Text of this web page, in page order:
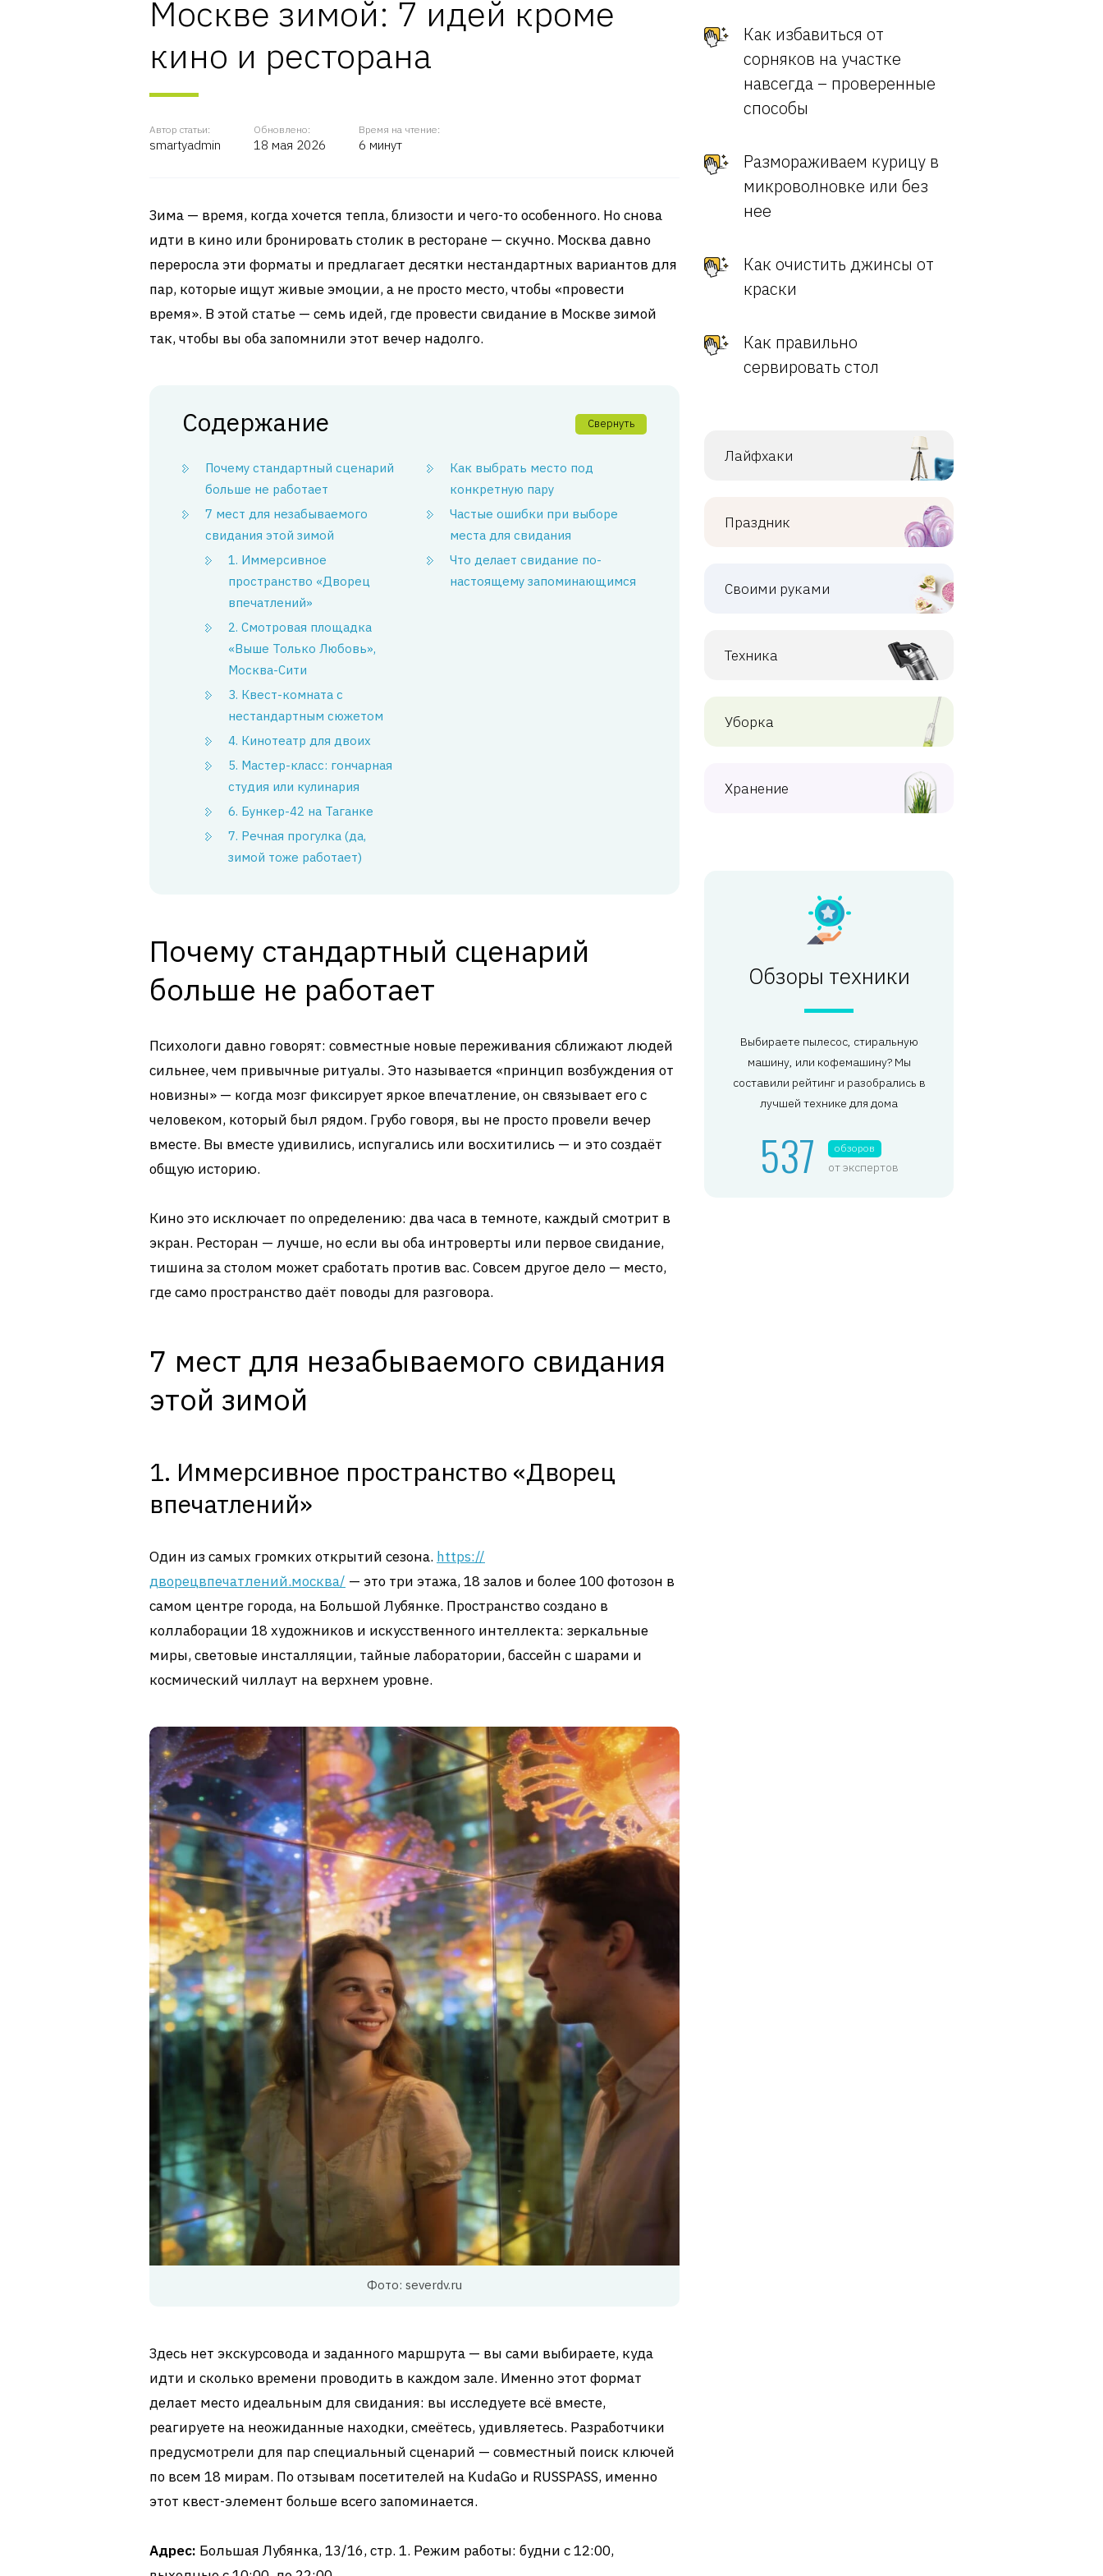
Москве зимой: 7 идей кроме
кино и ресторана
Автор статьи:
smartyadmin
Обновлено:
18 мая 2026
Время на чтение:
6 минут
Зима — время, когда хочется тепла, близости и чего-то особенного. Но снова
идти в кино или бронировать столик в ресторане — скучно. Москва давно
переросла эти форматы и предлагает десятки нестандартных вариантов для
пар, которые ищут живые эмоции, а не просто место, чтобы «провести
время». В этой статье — семь идей, где провести свидание в Москве зимой
так, чтобы вы оба запомнили этот вечер надолго.
Содержание Свернуть
Почему стандартный сценарий
больше не работает
7 мест для незабываемого
свидания этой зимой
1. Иммерсивное
пространство «Дворец
впечатлений»
2. Смотровая площадка
«Выше Только Любовь»,
Москва-Сити
3. Квест-комната с
нестандартным сюжетом
4. Кинотеатр для двоих
5. Мастер-класс: гончарная
студия или кулинария
6. Бункер-42 на Таганке
7. Речная прогулка (да,
зимой тоже работает)
Как выбрать место под
конкретную пару
Частые ошибки при выборе
места для свидания
Что делает свидание по-
настоящему запоминающимся
Почему стандартный сценарий
больше не работает
Психологи давно говорят: совместные новые переживания сближают людей
сильнее, чем привычные ритуалы. Это называется «принцип возбуждения от
новизны» — когда мозг фиксирует яркое впечатление, он связывает его с
человеком, который был рядом. Грубо говоря, вы не просто провели вечер
вместе. Вы вместе удивились, испугались или восхитились — и это создаёт
общую историю.
Кино это исключает по определению: два часа в темноте, каждый смотрит в
экран. Ресторан — лучше, но если вы оба интроверты или первое свидание,
тишина за столом может сработать против вас. Совсем другое дело — место,
где само пространство даёт поводы для разговора.
7 мест для незабываемого свидания
этой зимой
1. Иммерсивное пространство «Дворец
впечатлений»
Один из самых громких открытий сезона. https://
дворецвпечатлений.москва/ — это три этажа, 18 залов и более 100 фотозон в
самом центре города, на Большой Лубянке. Пространство создано в
коллаборации 18 художников и искусственного интеллекта: зеркальные
миры, световые инсталляции, тайные лаборатории, бассейн с шарами и
космический чиллаут на верхнем уровне.
Фото: severdv.ru
Здесь нет экскурсовода и заданного маршрута — вы сами выбираете, куда
идти и сколько времени проводить в каждом зале. Именно этот формат
делает место идеальным для свидания: вы исследуете всё вместе,
реагируете на неожиданные находки, смеётесь, удивляетесь. Разработчики
предусмотрели для пар специальный сценарий — совместный поиск ключей
по всем 18 мирам. По отзывам посетителей на KudaGo и RUSSPASS, именно
этот квест-элемент больше всего запоминается.
Адрес: Большая Лубянка, 13/16, стр. 1. Режим работы: будни с 12:00,
Как избавиться от
сорняков на участке
навсегда – проверенные
способы
Размораживаем курицу в
микроволновке или без
нее
Как очистить джинсы от
краски
Как правильно
сервировать стол
Лайфхаки
Праздник
Своими руками
Техника
Уборка
Хранение
Обзоры техники
Выбираете пылесос, стиральную
машину, или кофемашину? Мы
составили рейтинг и разобрались в
лучшей технике для дома
537 обзоров
от экспертов